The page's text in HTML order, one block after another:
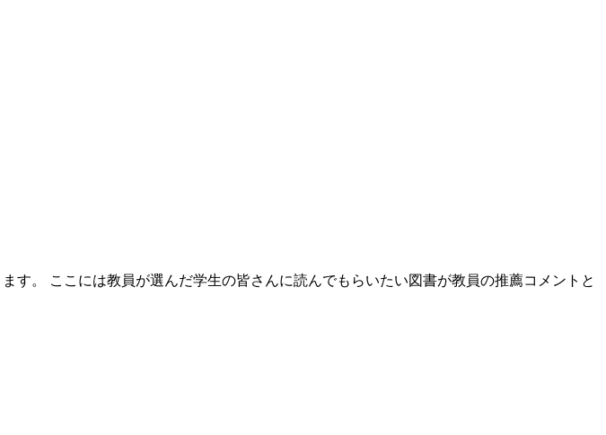
。 ここには教員が選んだ学生の皆さんに読んでもらいたい図書が教員の推薦コメントと